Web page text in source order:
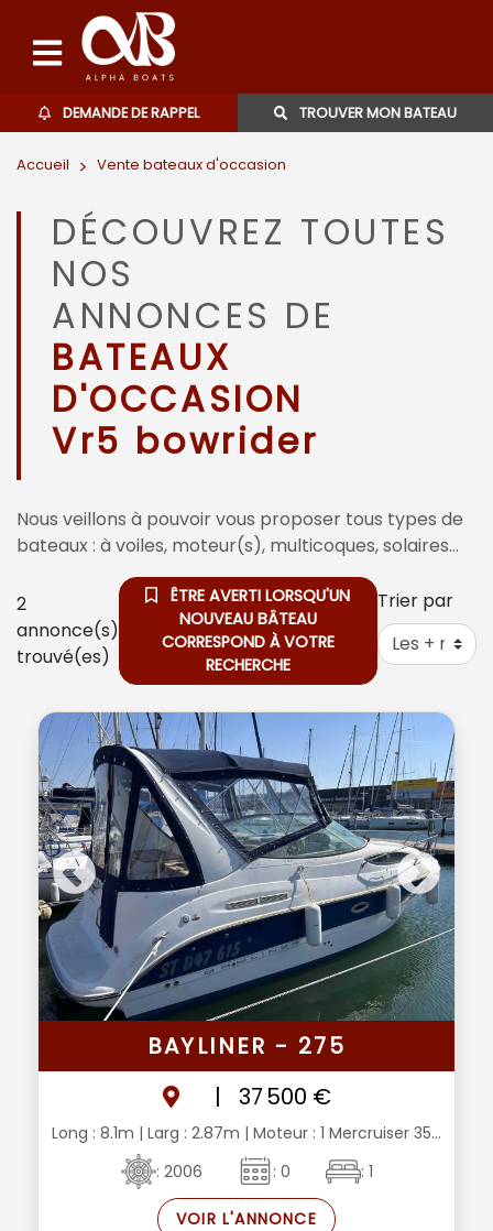
Bateaux d'occasions
L'agence
Contact
06 27 07 57 11
DEMANDE DE RAPPEL TROUVER MON BATEAU
Accueil > Vente bateaux d'occasion
DÉCOUVREZ TOUTES
NOS
ANNONCES DE
BATEAUX
D'OCCASION
Vr5 bowrider
Nous veillons à pouvoir vous proposer tous types de
bateaux : à voiles, moteur(s), multicoques, solaires…
2
annonce(s)
trouvé(es)
ÊTRE AVERTI LORSQU'UN
NOUVEAU BÂTEAU
CORRESPOND À VOTRE
RECHERCHE
Trier par
BAYLINER - 275
|
37 500 €
Long : 8.1m | Larg : 2.87m | Moteur : 1 Mercruiser 35...
: 2006
: 0 : 1
VOIR L'ANNONCE